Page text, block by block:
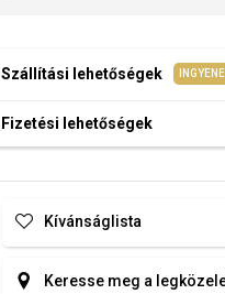
Szállítási lehetőségek
Fizetési lehetőségek
Kívánságlista
Keresse meg a